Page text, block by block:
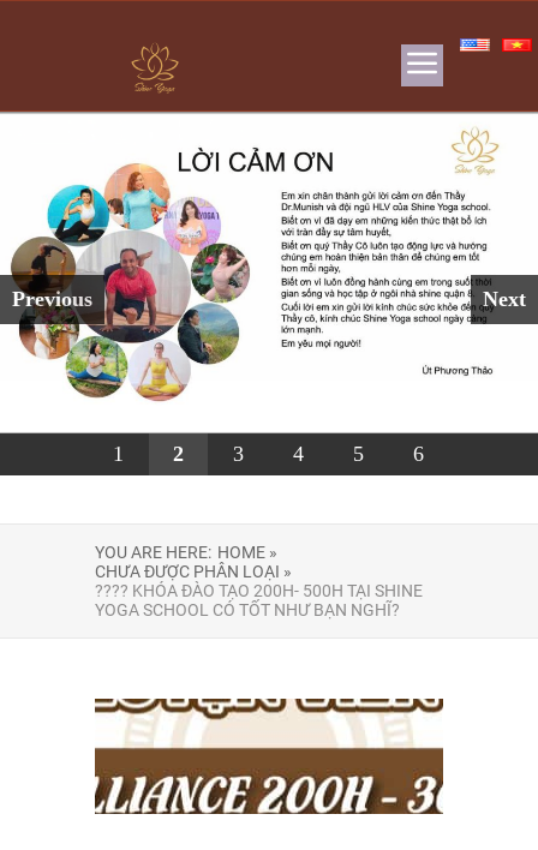
Previous Next
1 2 3 4 5 6
YOU ARE HERE: HOME »
CHƯA ĐƯỢC PHÂN LOẠI »
???? KHÓA ĐÀO TẠO 200H- 500H TẠI SHINE
YOGA SCHOOL CÓ TỐT NHƯ BẠN NGHĨ?